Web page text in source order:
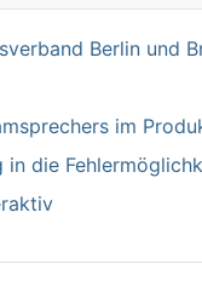
Berlin und
im
die